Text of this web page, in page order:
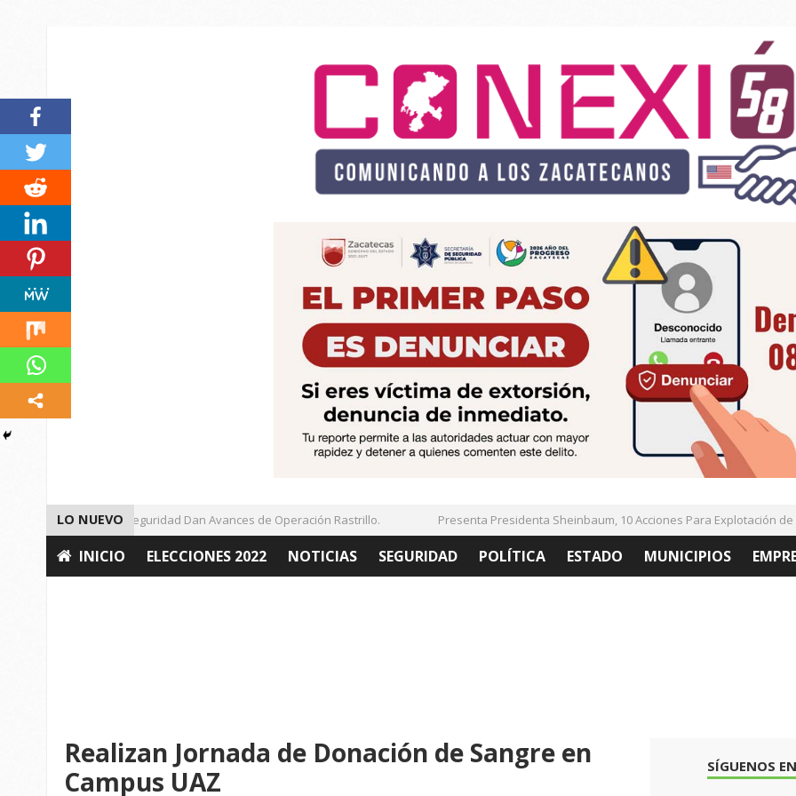
LO NUEVO
Autoridades de Seguridad Dan Avances de Operación Rastrillo. Presenta Presidenta Sheinbaum, 10 Acciones Para Explotación de
INICIO ELECCIONES 2022 NOTICIAS SEGURIDAD POLÍTICA ESTADO MUNICIPIOS
Realizan Jornada de Donación de Sangre en
Campus UAZ
SÍGUENOS